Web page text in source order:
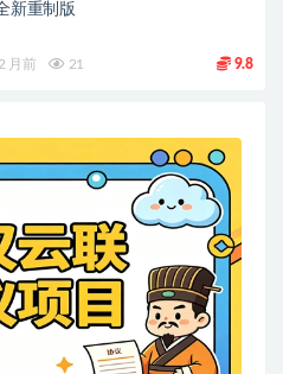
新重制版
2 月前 21 9.8